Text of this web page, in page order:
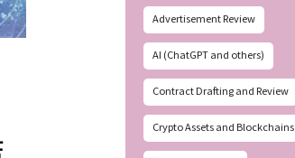
Advertisement Review
AI (ChatGPT and others)
Contract Drafting and Review
Crypto Assets and Blockchains